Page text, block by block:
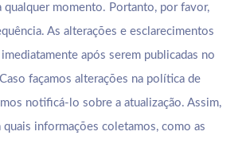
qualquer momento. Portanto, por favor,
As alterações e esclarecimentos
após serem publicadas no
façamos alterações na política de
notificá-lo sobre a atualização. Assim,
quais informações coletamos, como as